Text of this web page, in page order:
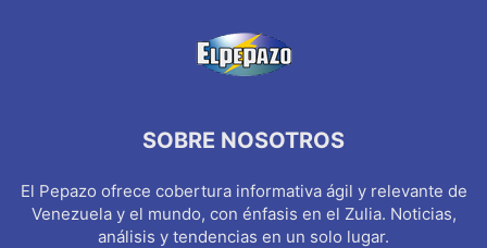
SOBRE NOSOTROS
El Pepazo ofrece cobertura informativa ágil y relevante de
Venezuela y el mundo, con énfasis en el Zulia. Noticias,
análisis y tendencias en un solo lugar.